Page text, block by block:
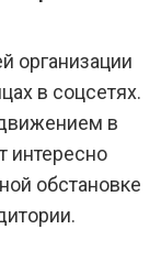
организации
в соцсетях.
в
интересно
обстановке